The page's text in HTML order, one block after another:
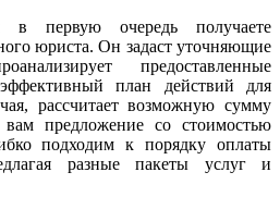
первую очередь получаете
юриста. Он задаст уточняющие
предоставленные
план действий для
рассчитает возможную сумму
предложение со стоимостью
подходим к порядку оплаты
разные пакеты услуг и